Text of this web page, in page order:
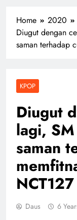
Home 2020
Diugut dengan
saman terhadap
KPOP
Diugut
lagi,
saman
NCT127
Daus 6